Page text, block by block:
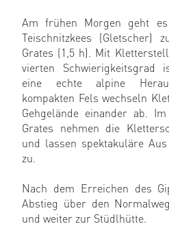
Am frühen Morgen geht
Teischnitzkees (Gletscher)
Grates (1,5 h). Mit
vierten Schwierigkeitsgrad
eine echte alpine
kompakten Fels wechseln
Gehgelände einander ab.
Grates nehmen die
und lassen spektakuläre
zu.
Nach dem Erreichen des
Abstieg über den
und weiter zur Stüdlhütte.